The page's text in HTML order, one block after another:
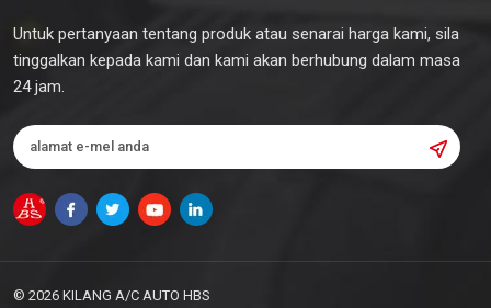
Untuk pertanyaan tentang produk atau senarai harga kami, sila
tinggalkan kepada kami dan kami akan berhubung dalam masa
24 jam.
© 2026 KILANG A/C AUTO HBS